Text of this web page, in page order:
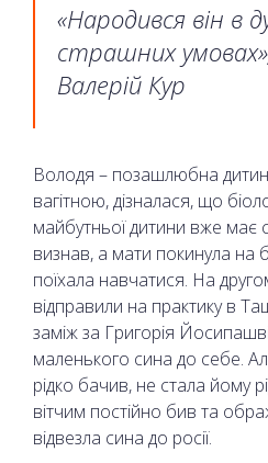
«Народився він в
страшних
Валерій Кур
Володя – позашлюбна
вагітною, дізналася, що
майбутньої дитини вже має
визнав, а мати покинула на
поїхала навчатися. На
відправили на практику в
заміж за Григорія
маленького сина до себе.
рідко бачив, не стала йому
вітчим постійно бив та
відвезла сина до росії.